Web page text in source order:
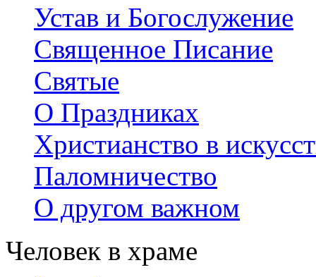
Устав и Богослужение
Священное Писание
Святые
О Праздниках
Христианство в
Паломничество
О другом важном
Человек в храме